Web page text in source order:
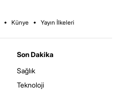
Künye Yayın İlkeleri
Son Dakika
Sağlık
Teknoloji